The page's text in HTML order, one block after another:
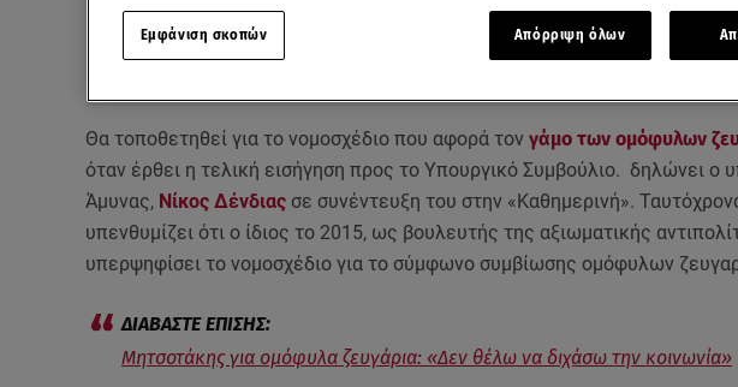
Δείτε περισσότερα άρθρα μας στα αποτελέσματα αναζήτησης
Add star.gr on Google
Θα τοποθετηθεί για το νομοσχέδιο που αφορά τον γάμο των ομόφυλων
όταν έρθει η τελική εισήγηση προς το Υπουργικό Συμβούλιο. δηλώνει ο
Άμυνας, Νίκος Δένδιαςσε συνέντευξη του στην «Καθημερινή».
υπενθυμίζει ότι ο ίδιος το 2015, ως βουλευτής της αξιωματικής
υπερψηφίσει το νομοσχέδιο για το σύμφωνο συμβίωσης ομόφυλων
Μητσοτάκης για ομόφυλα ζευγάρια: «Δεν θέλω να διχάσω την κοινωνία»
Εμφάνιση σκοπών Απόρριψη όλων